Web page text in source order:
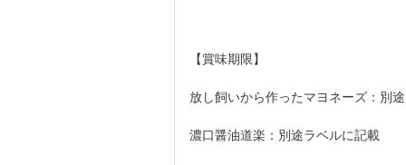
【賞味期限】
放し飼いから作ったマヨネーズ：別
濃口醤油道楽：別途ラベルに記載